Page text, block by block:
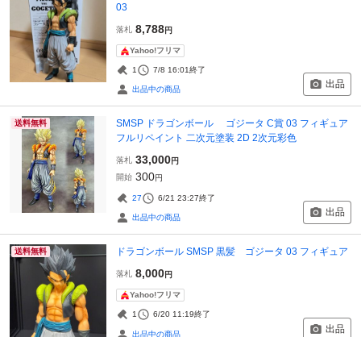
03
落札 8,788円
Yahoo!フリマ
1 7/8 16:01終了
出品中の商品 出品
送料無料
SMSP ドラゴンボール ゴジータ C賞 03 フィギュア
フルリペイント 二次元塗装 2D 2次元彩色
落札 33,000円
開始 300円
27 6/21 23:27終了
出品中の商品 出品
送料無料 ドラゴンボール SMSP 黒髪 ゴジータ 03 フィギュア
落札 8,000円
Yahoo!フリマ
1 6/20 11:19終了
出品中の商品 出品